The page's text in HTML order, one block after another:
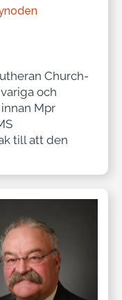
Church-
och
Mpr
till att den